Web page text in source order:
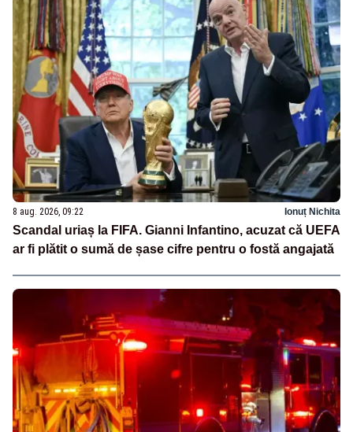
8 aug. 2026, 09:22 Ionuț Nichita
Scandal uriaș la FIFA. Gianni Infantino, acuzat că UEFA
ar fi plătit o sumă de șase cifre pentru o fostă angajată